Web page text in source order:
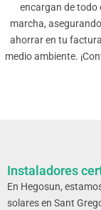
encargan de todo
marcha,
ahorrar en tu
medio ambiente.
Instaladores
En Hegosun,
solares en Sant